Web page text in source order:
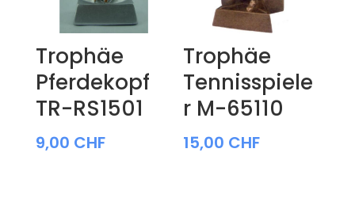
Trophäe
Pferdekopf
TR-RS1501
9,00 CHF
Trophäe
Tennisspiele
r M-65110
15,00 CHF